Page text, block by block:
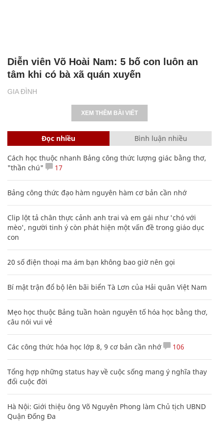
GIA ĐÌNH
Diễn viên Võ Hoài Nam: 5 bố con luôn an
tâm khi có bà xã quán xuyến
XEM THÊM BÀI VIẾT
Đọc nhiều Bình luận nhiều
Cách học thuộc nhanh Bảng công thức lượng giác bằng thơ,
"thần chú"
17
Bảng công thức đạo hàm nguyên hàm cơ bản cần nhớ
Clip lột tả chân thực cảnh anh trai và em gái như 'chó với
mèo', người tinh ý còn phát hiện một vấn đề trong giáo dục
con
20 số điện thoại ma ám bạn không bao giờ nên gọi
Bí mật trận đổ bộ lên bãi biển Tà Lơn của Hải quân Việt Nam
Mẹo học thuộc Bảng tuần hoàn nguyên tố hóa học bằng thơ,
câu nói vui vẻ
Các công thức hóa học lớp 8, 9 cơ bản cần nhớ 106
Tổng hợp những status hay về cuộc sống mang ý nghĩa thay
đổi cuộc đời
Hà Nội: Giới thiệu ông Võ Nguyên Phong làm Chủ tịch UBND
Quận Đống Đa